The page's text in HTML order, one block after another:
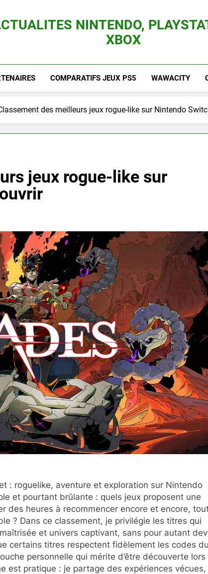
NINTENDO,
XBOX
COMPARATIFS JEUX PS5 WAWACITY
des meilleurs jeux rogue-like sur Nintendo
jeux rogue-like sur
: roguelike, aventure et exploration sur Nintendo
et pourtant brûlante : quels jeux proposent une
des heures à recommencer encore et encore,
? Dans ce classement, je privilégie les titres qui
et univers captivant, sans pour autant
certains titres respectent fidèlement les codes du
personnelle qui mérite d’être découverte lors
est pratique : je partage des expériences vécues,